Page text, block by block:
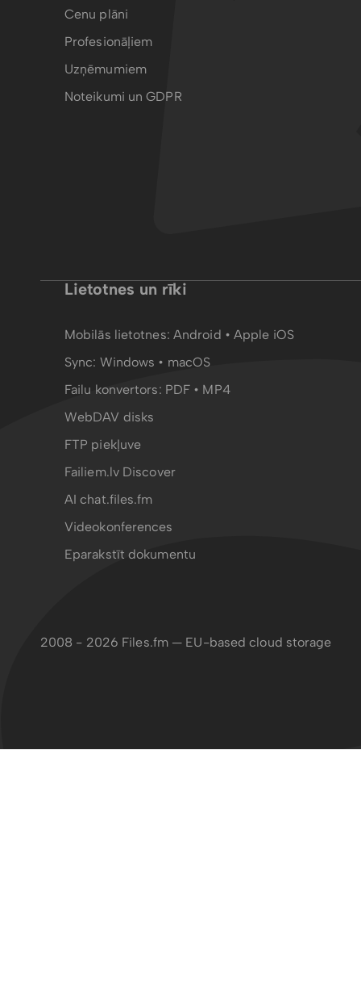
Cenu plāni
Profesionāļiem
Uzņēmumiem
Noteikumi un GDPR
Lietotnes un rīki
Mobilās lietotnes: Android • Apple iOS
Sync: Windows • macOS
Failu konvertors: PDF • MP4
WebDAV disks
FTP piekļuve
Failiem.lv Discover
AI chat.files.fm
Videokonferences
Eparakstīt dokumentu
2008 - 2026 Files.fm — EU-based cloud storage